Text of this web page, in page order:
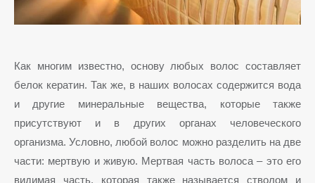
Как многим известно, основу любых волос составляет
белок кератин. Так же, в наших волосах содержится вода
и другие минеральные вещества, которые также
присутствуют и в других органах человеческого
организма. Условно, любой волос можно разделить на две
части: мертвую и живую. Мертвая часть волоса – это его
видимая часть, которая также называется стволом и